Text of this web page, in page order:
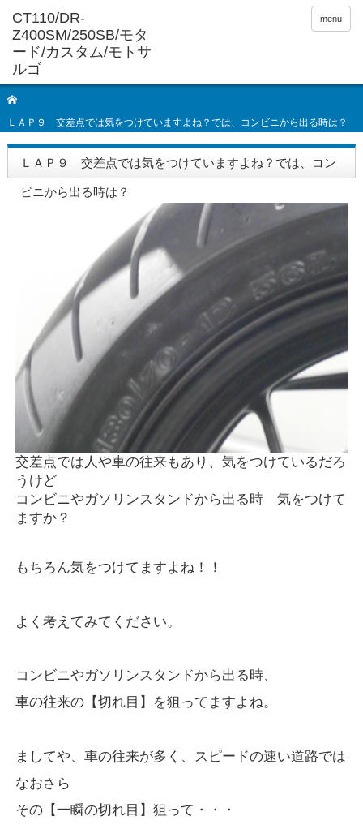
menu
ＬＡＰ９ 交差点では気をつけていますよね？では、コンビニから出る時は？
ＬＡＰ９ 交差点では気をつけていますよね？では、コン
ビニから出る時は？
交差点では人や車の往来もあり、気をつけているだろ
うけど
コンビニやガソリンスタンドから出る時 気をつけて
ますか？
もちろん気をつけてますよね！！
よく考えてみてください。
コンビニやガソリンスタンドから出る時、
車の往来の【切れ目】を狙ってますよね。
ましてや、車の往来が多く、スピードの速い道路では
なおさら
その【一瞬の切れ目】狙って・・・